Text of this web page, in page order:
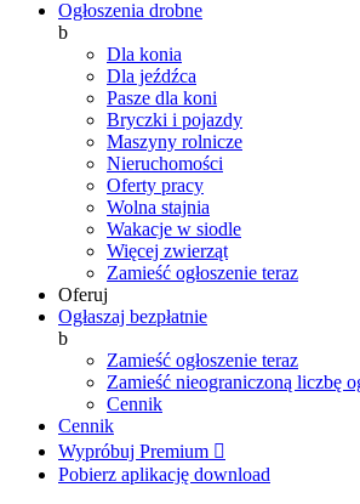
Ogłoszenia drobne
b
Dla konia
Dla jeźdźca
Pasze dla koni
Bryczki i pojazdy
Maszyny rolnicze
Nieruchomości
Oferty pracy
Wolna stajnia
Wakacje w siodle
Więcej zwierząt
Zamieść ogłoszenie teraz
Oferuj
Ogłaszaj bezpłatnie
b
Zamieść ogłoszenie teraz
Zamieść nieograniczoną liczbę
Cennik
Cennik
Wypróbuj Premium 
Pobierz aplikację download